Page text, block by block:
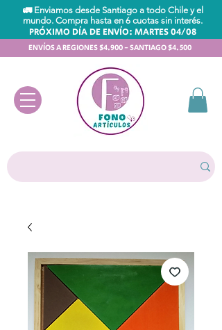
🚛 Enviamos desde Santiago a todo Chile y el
mundo. Compra hasta en 6 cuotas sin interés.
PRÓXIMO DÍA DE ENVÍO: MARTES 04/08
ENVÍOS A REGIONES $4.900 - SANTIAGO $4.500